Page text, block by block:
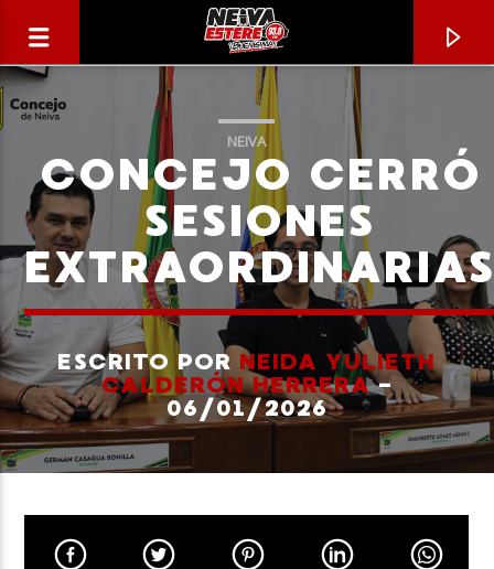
CANCIÓN ACTUAL
TÍTULO
ARTISTA
NEIVA
CONCEJO CERRÓ
SESIONES
ESCRITO POR NEIDA YULIETH
CALDERÓN HERRERA-
06/01/2026